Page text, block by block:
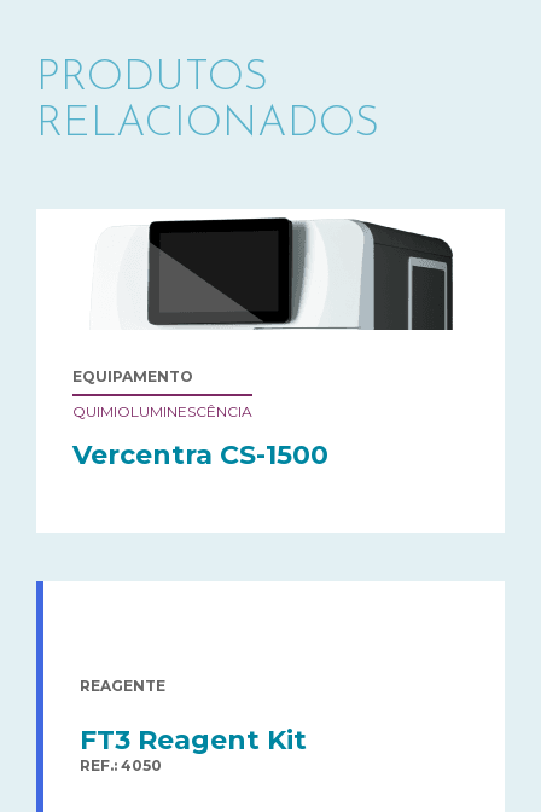
PRODUTOS
RELACIONADOS
EQUIPAMENTO
QUIMIOLUMINESCÊNCIA
Vercentra CS-1500
REAGENTE
FT3 Reagent Kit
REF.: 4050